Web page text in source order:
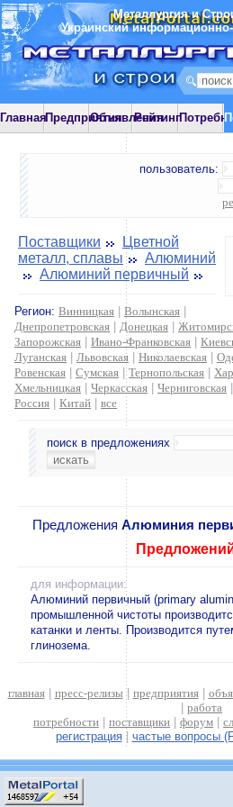
Металлургия и
Украинский
ГлавнаяПредприятияОбъявления
Рейтинг
пользователь:
Поставщики
Цветной
металл, сплавы
Алюминий
Алюминий первичный
Регион: Винницкая Волынская
Днепропетровская
Донецкая
Запорожская
Ивано-Франковская
Луганская
Львовская Николаевская
Ровенская
Сумская |Тернопольская
Хмельницкая
Черкасская Черниговская
Россия
Китай все
поиск в предложениях
Предложения Алюминия
для информации:
Алюминий первичный (primary
промышленной чистоты
катанки и ленты. Производится
глинозема.
главная| пресс-релизы | предприятия|
работа
потребности
поставщики форум
регистрация| частые вопросы